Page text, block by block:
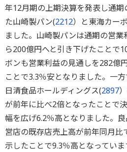
年12月期の上期決算を発表し通
た山崎製パン(2212）と東海カー
ました。山崎製パンは通期の営
ら200億円へと引き下げたことで
ボンも営業利益の見通しを282億
ことで3.3％安となりました。一
日清食品ホールディングス(2897
が前年に比べ2倍となったことで
幅を広げ6.2％高となりました。
営店の既存店売上高が前年同月比
示したことで9.3％高となっていま